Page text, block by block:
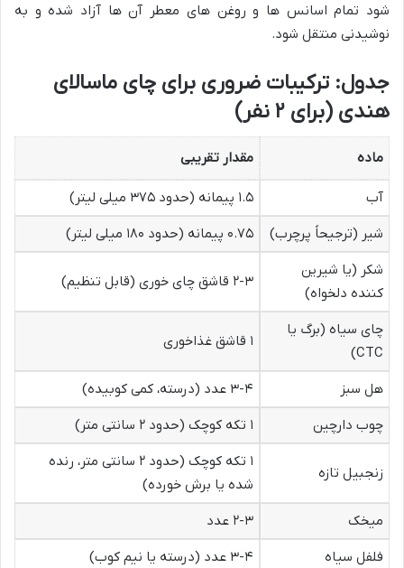
شود تمام اسانس ها و روغن های معطر آن ها آزاد شده و به
نوشیدنی منتقل شود.
جدول: ترکیبات ضروری برای چای ماسالای
هندی (برای ۲ نفر)
ماده مقدار تقریبی
آب
۱.۵ پیمانه (حدود ۳۷۵ میلی لیتر)
شیر (ترجیحاً پرچرب)
۰.۷۵ پیمانه (حدود ۱۸۰ میلی لیتر)
شکر (یا شیرین
کننده دلخواه)
۲-۳ قاشق چای خوری (قابل تنظیم)
چای سیاه (برگ یا
CTC)
۱ قاشق غذاخوری
هل سبز
۳-۴ عدد (درسته، کمی کوبیده)
چوب دارچین
۱ تکه کوچک (حدود ۲ سانتی متر)
زنجبیل تازه
۱ تکه کوچک (حدود ۲ سانتی متر، رنده
شده یا برش خورده)
میخک
۲-۳ عدد
فلفل سیاه
۳-۴ عدد (درسته یا نیم کوب)